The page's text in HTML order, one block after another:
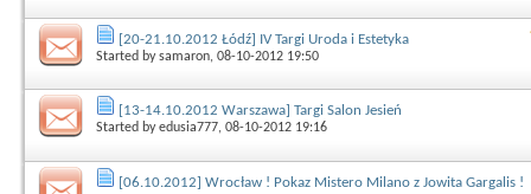
[20-21.10.2012 Łódź] IV Targi Uroda i Estetyka
Started bysamaron, 08-10-2012 19:50
[13-14.10.2012 Warszawa] Targi Salon Jesień
Started byedusia777, 08-10-2012 19:16
[06.10.2012] Wrocław ! Pokaz Mistero Milano z Jowita Gargalis !